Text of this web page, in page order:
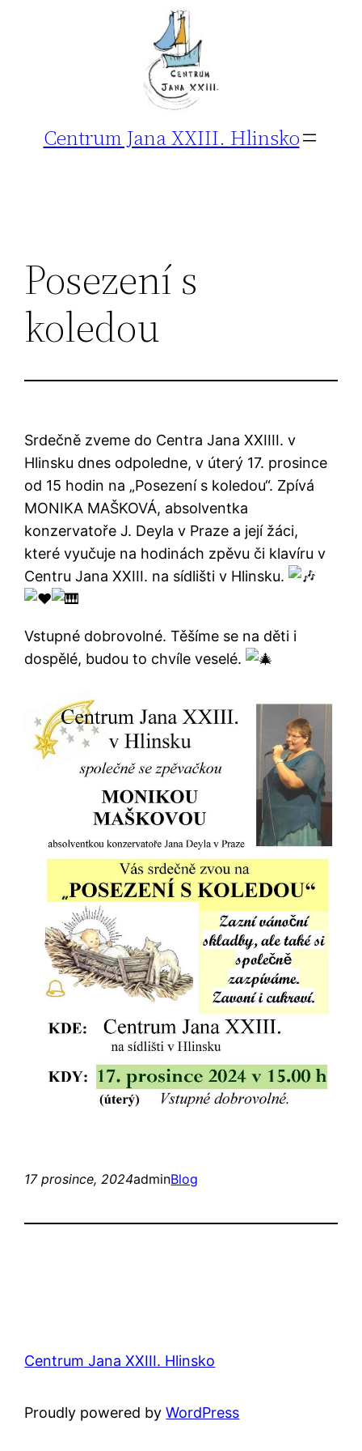
Centrum Jana XXIII. Hlinsko
Posezení s
koledou
Srdečně zveme do Centra Jana XXIIII. v
Hlinsku dnes odpoledne, v úterý 17. prosince
od 15 hodin na „Posezení s koledou“. Zpívá
MONIKA MAŠKOVÁ, absolventka
konzervatoře J. Deyla v Praze a její žáci,
které vyučuje na hodinách zpěvu či klavíru v
Centru Jana XXIII. na sídlišti v Hlinsku.
Vstupné dobrovolné. Těšíme se na děti i
dospělé, budou to chvíle veselé.
17 prosince, 2024adminBlog
Centrum Jana XXIII. Hlinsko
Proudly powered byWordPress